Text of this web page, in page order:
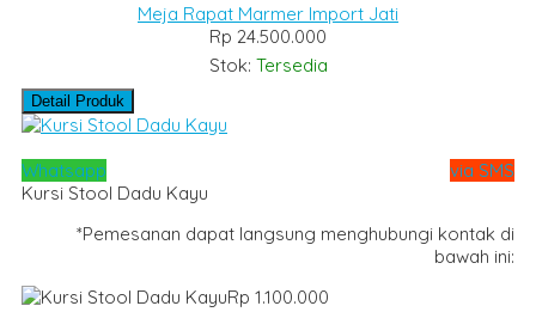
Meja Rapat Marmer Import Jati
Rp 24.500.000
Stok: Tersedia
Detail Produk
Whatsapp
via SMS
Kursi Stool Dadu Kayu
*Pemesanan dapat langsung menghubungi kontak di
bawah ini:
Rp 1.100.000